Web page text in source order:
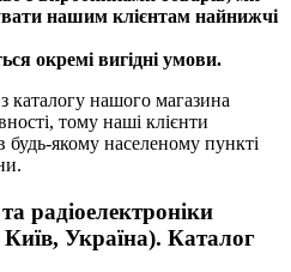
нашим клієнтам найнижчі
окремі вигідні умови.
каталогу нашого магазина
тому наші клієнти
якому населеному пункті
радіоелектроніки
Україна). Каталог